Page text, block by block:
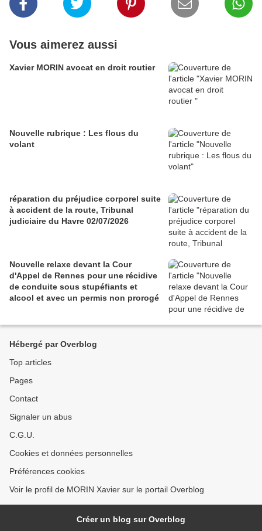
Vous aimerez aussi
Xavier MORIN avocat en droit routier
Nouvelle rubrique : Les flous du
volant
réparation du préjudice corporel suite
à accident de la route, Tribunal
judiciaire du Havre 02/07/2026
Nouvelle relaxe devant la Cour
d'Appel de Rennes pour une récidive
de conduite sous stupéfiants et
alcool et avec un permis non prorogé
Hébergé par Overblog
Top articles
Pages
Contact
Signaler un abus
C.G.U.
Cookies et données personnelles
Préférences cookies
Voir le profil de MORIN Xavier sur le portail Overblog
Créer un blog sur Overblog